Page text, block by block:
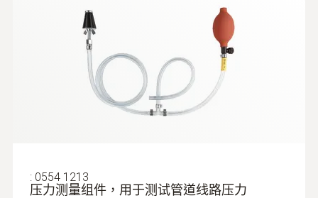
: 0554 1213
压力测量组件，用于测试管道线路压力